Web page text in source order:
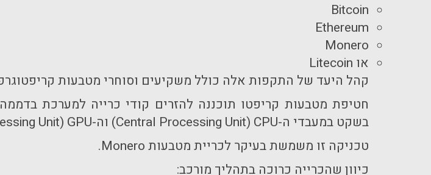
Bitcoin
Ethereum
Monero
או Litecoin
קהל היעד של התקפות אלה כולל משקיעים וסוחרי מטבעות
חטיפת מטבעות קריפטו תוכננה להזרים קודי כרייה למערכת
בשקט במעבדי ה-CPU
(
Central Processing Unit) וה-GPU
(
Unit
טכניקה זו משמשת בעיקר לכריית מטבעותMonero
.
כיוון שהכרייה כרוכה בתהליך מורכב: